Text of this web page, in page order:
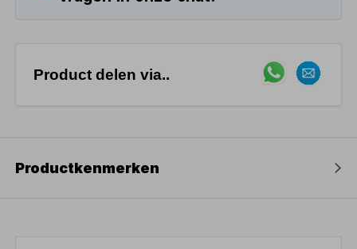
Product delen via..
Productkenmerken